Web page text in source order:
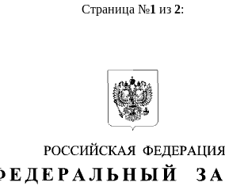
Страница №1 из 2: